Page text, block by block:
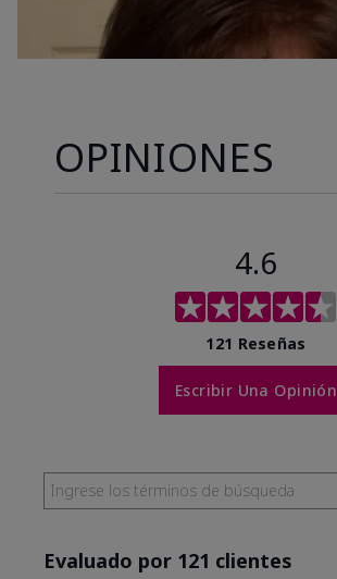
OPINIONES
4.6
121 Reseñas
Escribir Una Opinión
Evaluado por 121 clientes